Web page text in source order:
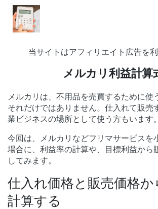
当サイトはアフィリエイト広告を
メルカリ利益計算
メルカリは、不用品を売買するために使
それだけではありません。仕入れて販売
業ビジネスの場所として使う方もいます。
今回は、メルカリなどフリマサービスを
場合に、利益率の計算や、目標利益から
してみます。
仕入れ価格と販売価格か
計算する